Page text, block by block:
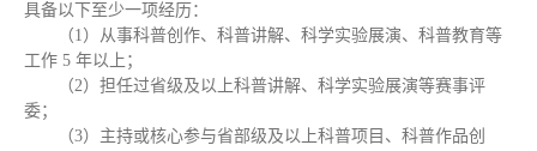
具备以下至少一项经历：
（1）从事科普创作、科普讲解、科学实验展演、科普教育等
工作 5 年以上；
（2）担任过省级及以上科普讲解、科学实验展演等赛事评
委；
（3）主持或核心参与省部级及以上科普项目、科普作品创